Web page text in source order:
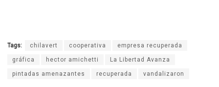
Tags: chilavert cooperativa empresa recuperada
gráfica hector amichetti La Libertad Avanza
pintadas amenazantes recuperada vandalizaron